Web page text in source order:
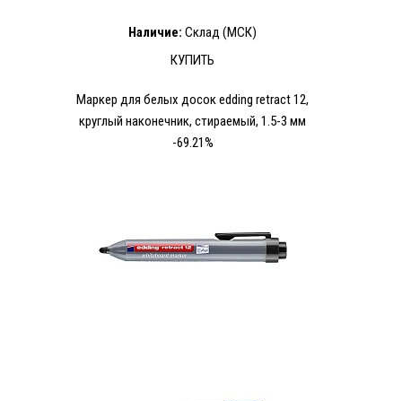
Наличие: Склад (МСК)
КУПИТЬ
Маркер для белых досок edding retract 12,
круглый наконечник, стираемый, 1.5-3 мм
-69.21%